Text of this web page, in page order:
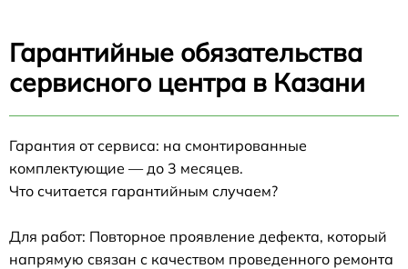
Гарантийные обязательства
сервисного центра в Казани
Гарантия от сервиса: на смонтированные
комплектующие — до 3 месяцев.
Что считается гарантийным случаем?
Для работ: Повторное проявление дефекта, который
напрямую связан с качеством проведенного ремонта